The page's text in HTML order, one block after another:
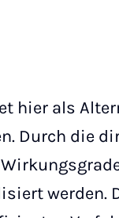
hier als
Durch die
werden.